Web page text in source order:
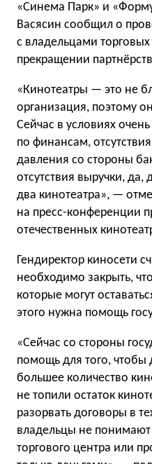
«Синема Парк» и
Васясин сообщил о
с владельцами
прекращении
«Кинотеатры — это не
организация, поэтому
Сейчас в условиях
по финансам,
давления со стороны
отсутствия выручки, да,
два кинотеатра», —
на пресс-конференции
отечественных
Гендиректор киносети
необходимо закрыть,
которые могут
этого нужна помощь
«Сейчас со стороны
помощь для того, чтобы
большее количество
не топили остаток
разорвать договоры в
владельцы не понимают
торгового центра или